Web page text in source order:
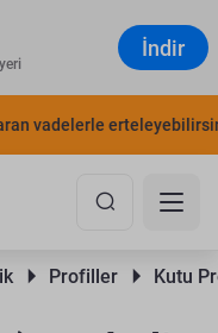
İndir
vadelerle erteleyebilirsiniz.
Profiller Kutu